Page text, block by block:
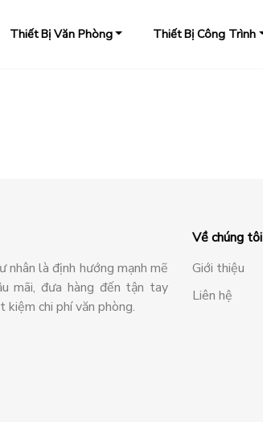
Thiết Bị Văn Phòng Thiết Bị Công Trình
là định hướng mạnh mẽ
mãi, đưa hàng đến tận tay
chi phí văn phòng.
Về chúng tôi
Giới thiệu
Liên hệ